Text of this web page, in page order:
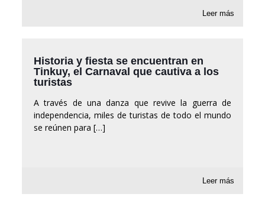
Leer más
Historia y fiesta se encuentran en
Tinkuy, el Carnaval que cautiva a los
turistas
A través de una danza que revive la guerra de
independencia, miles de turistas de todo el mundo
se reúnen para […]
Leer más